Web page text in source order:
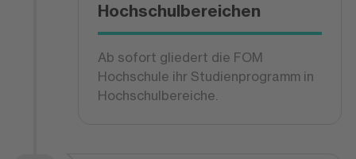
Hochschulbereichen
Ab sofort gliedert die FOM
Hochschule ihr Studienprogramm in
Hochschulbereiche.